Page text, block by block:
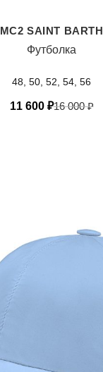
MC2 SAINT BARTH
Футболка
48, 50, 52, 54, 56
11 600 ₽16 000₽